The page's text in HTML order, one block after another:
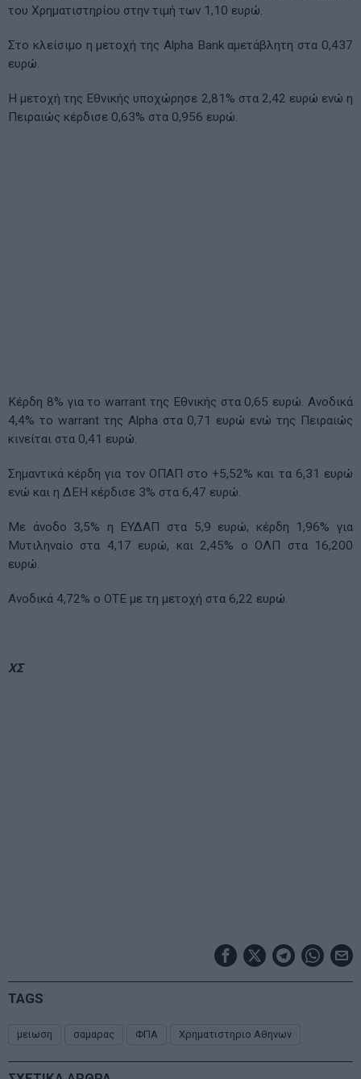
του Χρηματιστηρίου στην τιμή των 1,10 ευρώ.
Στο κλείσιμο η μετοχή της Alpha Bank αμετάβλητη στα 0,437
ευρώ.
Η μετοχή της Εθνικής υποχώρησε 2,81% στα 2,42 ευρώ ενώ η
Πειραιώς κέρδισε 0,63% στα 0,956 ευρώ.
Κέρδη 8% για το warrant της Εθνικής στα 0,65 ευρώ. Ανοδικά
4,4% το warrant της Alpha στα 0,71 ευρώ ενώ της Πειραιώς
κινείται στα 0,41 ευρώ.
Σημαντικά κέρδη για τον ΟΠΑΠ στο +5,52% και τα 6,31 ευρώ
ενώ και η ΔΕΗ κέρδισε 3% στα 6,47 ευρώ.
Με άνοδο 3,5% η ΕΥΔΑΠ στα 5,9 ευρώ, κέρδη 1,96% για
Μυτιληναίο στα 4,17 ευρώ, και 2,45% ο ΟΛΠ στα 16,200
ευρώ.
Ανοδικά 4,72% ο ΟΤΕ με τη μετοχή στα 6,22 ευρώ.
ΧΣ
TAGS
μειωση σαμαρας ΦΠΑ Χρηματιστηριο Αθηνων